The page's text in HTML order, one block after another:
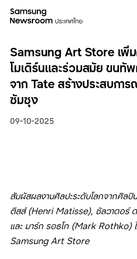
Samsung Art Store เพิ่
โมเดิร์นและร่วมสมัย ขนทั
จาก Tate สร้างประสบกา
ซัมซุง
09-10-2025
สัมผัสผลงานศิลปะระดับโลกจากศิล
ตีสส์ (Henri Matisse), ซัลวาดอร์
และ มาร์ก รอธโก (Mark Rothko)
Samsung Art Store